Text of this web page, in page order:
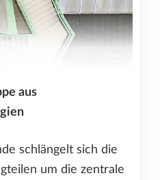
aus
schlängelt sich die
um die zentrale